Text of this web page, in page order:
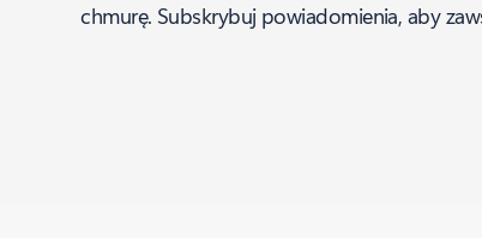
chmurę. Subskrybuj powiadomienia, aby